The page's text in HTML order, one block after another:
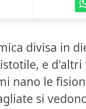
divisa in
e
nano le
si